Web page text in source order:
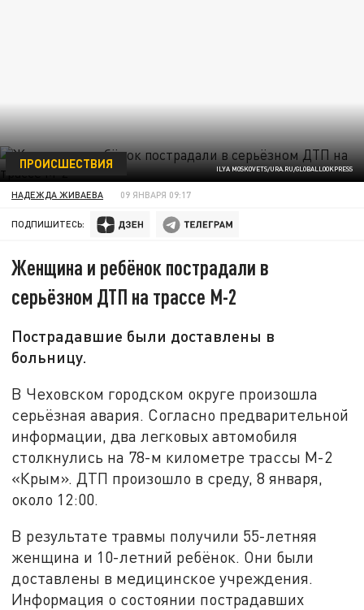
ILYA MOSKOVETS/URA.RU/GLOBALLOOKPRESS
ПРОИСШЕСТВИЯ
НАДЕЖДА ЖИВАЕВА 09 ЯНВАРЯ 09:17
ПОДПИШИТЕСЬ:
Женщина и ребёнок пострадали в
серьёзном ДТП на трассе М-2
Пострадавшие были доставлены в
больницу.
В Чеховском городском округе произошла
серьёзная авария. Согласно предварительной
информации, два легковых автомобиля
столкнулись на 78-м километре трассы М-2
«Крым». ДТП произошло в среду, 8 января,
около 12:00.
В результате травмы получили 55-летняя
женщина и 10-летний ребёнок. Они были
доставлены в медицинское учреждения.
Информация о состоянии пострадавших